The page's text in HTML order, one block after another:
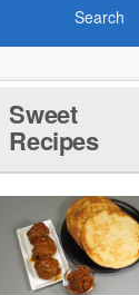
Sweet
Recipes